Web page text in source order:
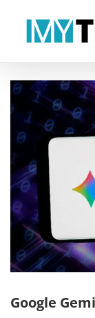
View
Larger
Image
Google